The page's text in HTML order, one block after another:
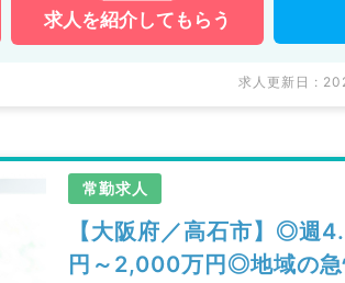
求人を紹介してもらう
求人更新日 :
常勤求人
【大阪府／高石市】◎週
円～2,000万円◎地域の急